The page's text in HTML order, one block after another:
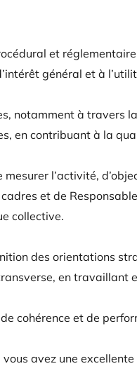
et
général et à
notamment à travers
en contribuant à la
l’activité,
et de
collective.
des orientations
en travaillant
cohérence et de
avez une